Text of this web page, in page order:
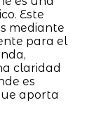
Este
mediante
para el
claridad
es
aporta